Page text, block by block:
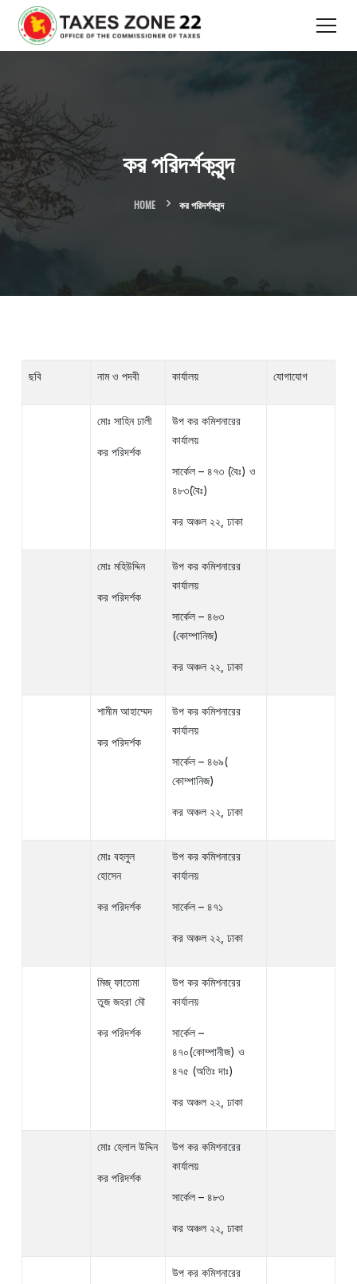
কর পরিদর্শকবৃন্দ
HOME কর পরিদর্শকবৃন্দ
ছবি নাম ও পদবী কার্যালয় যোগাযোগ
মোঃ সাহিন ঢালী
কর পরিদর্শক
উপ কর কমিশনারের
কার্যালয়
সার্কেল – ৪৭৩ (বৈঃ) ও
৪৮৩(বৈঃ)
কর অঞ্চল ২২, ঢাকা
মোঃ মহিউদ্দিন
কর পরিদর্শক
উপ কর কমিশনারের
কার্যালয়
সার্কেল – ৪৬৩
(কোম্পানিজ)
কর অঞ্চল ২২, ঢাকা
শামীম আহাম্মেদ
কর পরিদর্শক
উপ কর কমিশনারের
কার্যালয়
সার্কেল – ৪৬৯(
কোম্পানিজ)
কর অঞ্চল ২২, ঢাকা
মোঃ বহলুল
হোসেন
কর পরিদর্শক
উপ কর কমিশনারের
কার্যালয়
সার্কেল – ৪৭১
কর অঞ্চল ২২, ঢাকা
মিজ্ ফাতেমা
তুজ জহরা মৌ
কর পরিদর্শক
উপ কর কমিশনারের
কার্যালয়
সার্কেল –
৪৭০(কোম্পানীজ) ও
৪৭৫ (অতিঃ দাঃ)
কর অঞ্চল ২২, ঢাকা
মোঃ হেলাল উদ্দিন
কর পরিদর্শক
উপ কর কমিশনারের
কার্যালয়
সার্কেল – ৪৮৩
কর অঞ্চল ২২, ঢাকা
উপ কর কমিশনারের